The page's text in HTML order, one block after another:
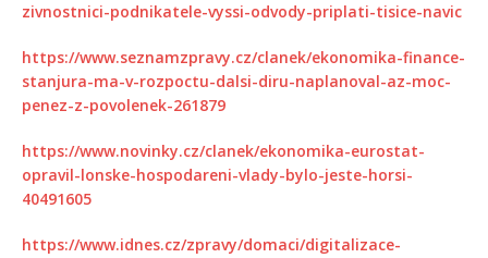
zivnostnici-podnikatele-vyssi-odvody-priplati-tisice-navic
https://www.seznamzpravy.cz/clanek/ekonomika-finance-
stanjura-ma-v-rozpoctu-dalsi-diru-naplanoval-az-moc-
penez-z-povolenek-261879
https://www.novinky.cz/clanek/ekonomika-eurostat-
opravil-lonske-hospodareni-vlady-bylo-jeste-horsi-
40491605
https://www.idnes.cz/zpravy/domaci/digitalizace-